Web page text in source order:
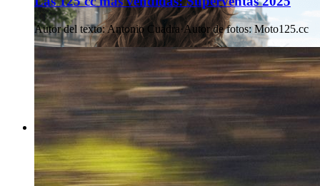
Autor del texto:Antonio Cuadra·Autor de fotos: Moto125.cc